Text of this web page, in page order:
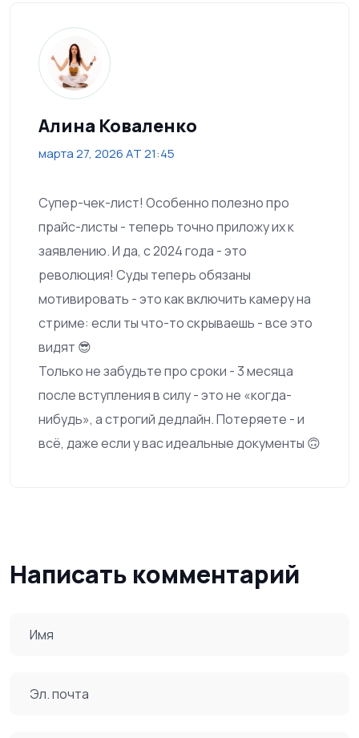
Алина Коваленко
марта 27, 2026 AT 21:45
Супер-чек-лист! Особенно полезно про
прайс-листы - теперь точно приложу их к
заявлению. И да, с 2024 года - это
революция! Суды теперь обязаны
мотивировать - это как включить камеру на
стриме: если ты что-то скрываешь - все это
видят 😎
Только не забудьте про сроки - 3 месяца
после вступления в силу - это не «когда-
нибудь», а строгий дедлайн. Потеряете - и
всё, даже если у вас идеальные документы 🙃
Написать комментарий